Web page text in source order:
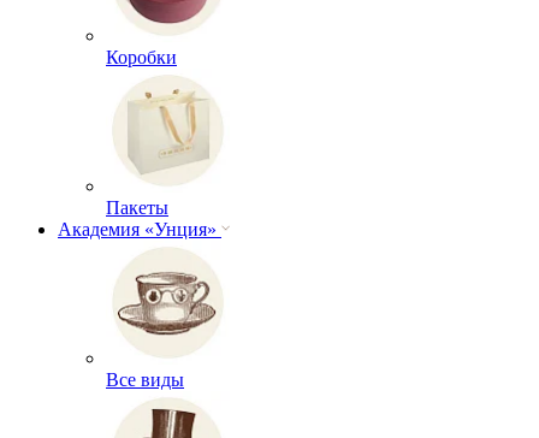
Коробки
Пакеты
Академия «Унция»
Все виды